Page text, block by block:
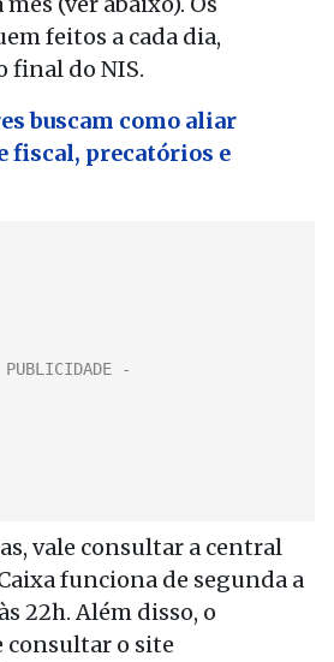
feitos a cada dia,
final do NIS.
buscam como aliar
fiscal, precatórios e
vale consultar a central
funciona de segunda a
22h. Além disso, o
o site